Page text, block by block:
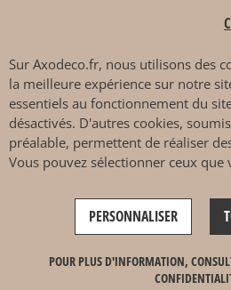
4.7 / 5
Ce site est protégé par
confidentialitéetconditions
© 2026 AXODECO.FR | Tous droits
web - Lemon
Sur Axodeco.fr, nous utilisons des
la meilleure expérience sur notre
essentiels au fonctionnement du
désactivés. D'autres cookies,
préalable, permettent de réaliser
Vous pouvez sélectionner ceux que
PERSONNALISER
POUR PLUS D'INFORMATION,